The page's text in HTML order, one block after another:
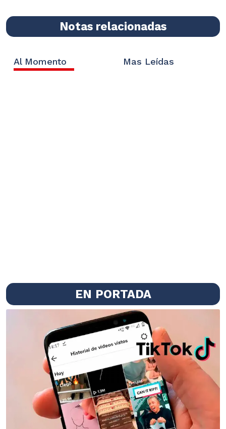
Notas relacionadas
Al Momento Mas Leídas
EN PORTADA